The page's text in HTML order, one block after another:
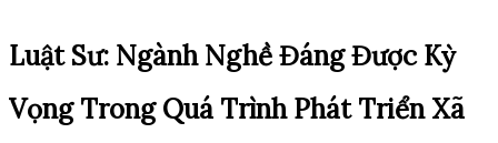
Luật Sư: Ngành Nghề Đáng Được Kỳ
Vọng Trong Quá Trình Phát Triển Xã